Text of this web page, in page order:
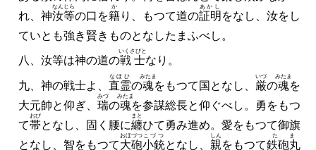
れ、神汝等
なんじら
の口を籍
か
り、もつて道の証明
あかし
をなし、汝をし
ていとも強き賢きものとなしたまふべし。
八、汝等は神の道の戦士
いくさびと
なり。
九、神の戦士よ、 直霊
なほひ
の魂
みたま
をもつて国となし、 厳
いづ
の魂
みたま
を
大元帥と仰ぎ、 瑞
みづ
の魂
みたま
を参謀総長と仰ぐべし。勇をもつ
て帯
おび
となし、固く腰に纏
まと
ひて勇み進め。愛をもつて御旗
となし、智をもつて大砲
おほづつ
小銃
こづつ
となし、 親
しん
をもつて鉄砲丸
たま